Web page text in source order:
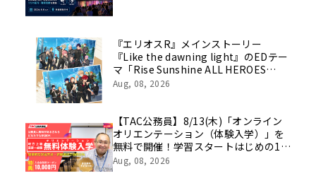
『エリオスR』メインストーリー
『Like the dawning light』のEDテー
マ「Rise Sunshine ALL HEROES
Ver.」がフルサイズ配信決定！
Aug, 08, 2026
【TAC公務員】8/13(木)「オンライン
オリエンテーション（体験入学）」を
無料で開催！学習スタートはじめの1
歩！
Aug, 08, 2026